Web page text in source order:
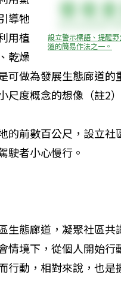
設立警示標語、提醒
道的簡易作法之一。
導牠
用植
乾燥
做為發展生態廊道的
尺度概念的想像（註2）
的前數百公尺，設立社
駛者小心慢行。
生態廊道，凝聚社區共
情境下，從個人開始行
行動，相對來說，也是